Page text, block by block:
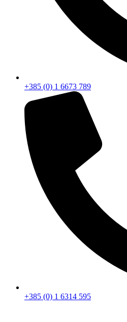
+385 (0) 1 6673 789
+385 (0) 1 6314 595